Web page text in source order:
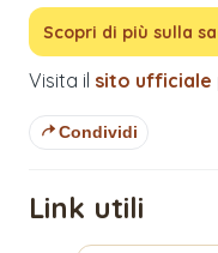
Scopri di più sulla
Visita il sito ufficiale
Condividi
Link utili